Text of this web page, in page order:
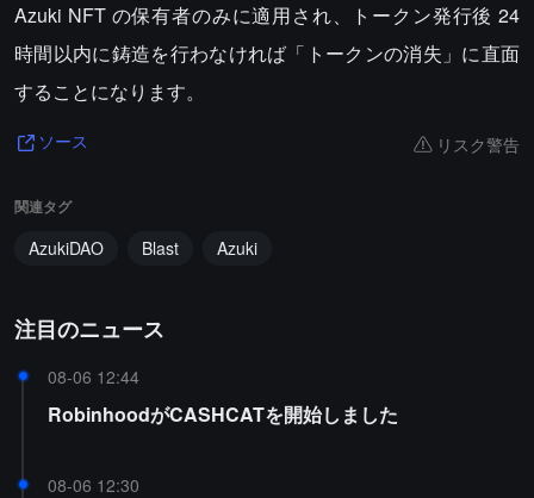
Azuki NFT の保有者のみに適用され、トークン発行後 24
時間以内に鋳造を行わなければ「トークンの消失」に直面
することになります。
ソース リスク警告
関連タグ
AzukiDAO Blast Azuki
注目のニュース
08-06 12:44
RobinhoodがCASHCATを開始しました
08-06 12:30